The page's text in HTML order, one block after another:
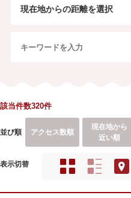
現在地からの距離を選択
該当件数320件
並び順 アクセス数順
現在地から
近い順
表示切替